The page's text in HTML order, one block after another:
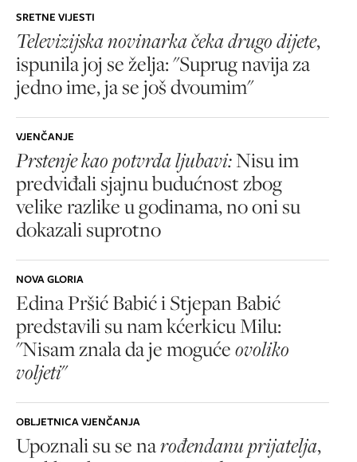
SRETNE VIJESTI
Televizijska novinarka čeka drugo dijete,
ispunila joj se želja: "Suprug navija za
jedno ime, ja se još dvoumim"
VJENČANJE
Prstenje kao potvrda ljubavi:Nisu im
predviđali sjajnu budućnost zbog
velike razlike u godinama, no oni su
dokazali suprotno
NOVA GLORIA
Edina Pršić Babić i Stjepan Babić
predstavili su nam kćerkicu Milu:
"Nisam znala da je mogućeovoliko
voljeti"
OBLJETNICA VJENČANJA
Upoznali su se narođendanu prijatelja,